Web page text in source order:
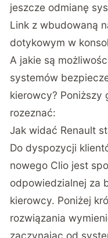
jeszcze odmianę
Link z wbudowaną
dotykowym w
A jakie są
systemów
kierowcy? Poniższy
rozeznać:
Jak widać Renault
Do dyspozycji
nowego Clio jest
odpowiedzialnej za
kierowcy. Poniżej
rozwiązania
zaczynając od